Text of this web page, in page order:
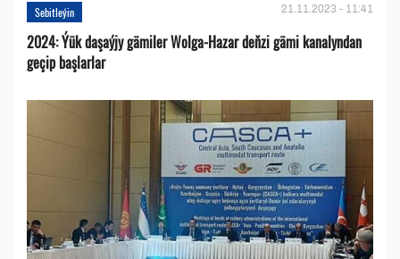
Sebitleýin 21.11.2023 - 11:41
2024: Ýük daşaýjy gämiler Wolga-Hazar deňzi gämi kanalyndan
geçip başlarlar